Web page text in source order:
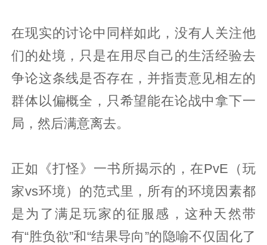
在现实的讨论中同样如此，没有人关注他
们的处境，只是在用尽自己的生活经验去
争论这条线是否存在，并指责意见相左的
群体以偏概全，只希望能在论战中拿下一
局，然后满意离去。
正如《打怪》一书所揭示的，在PvE（玩
家vs环境）的范式里，所有的环境因素都
是为了满足玩家的征服感，这种天然带
有“胜负欲”和“结果导向”的隐喻不仅固化了